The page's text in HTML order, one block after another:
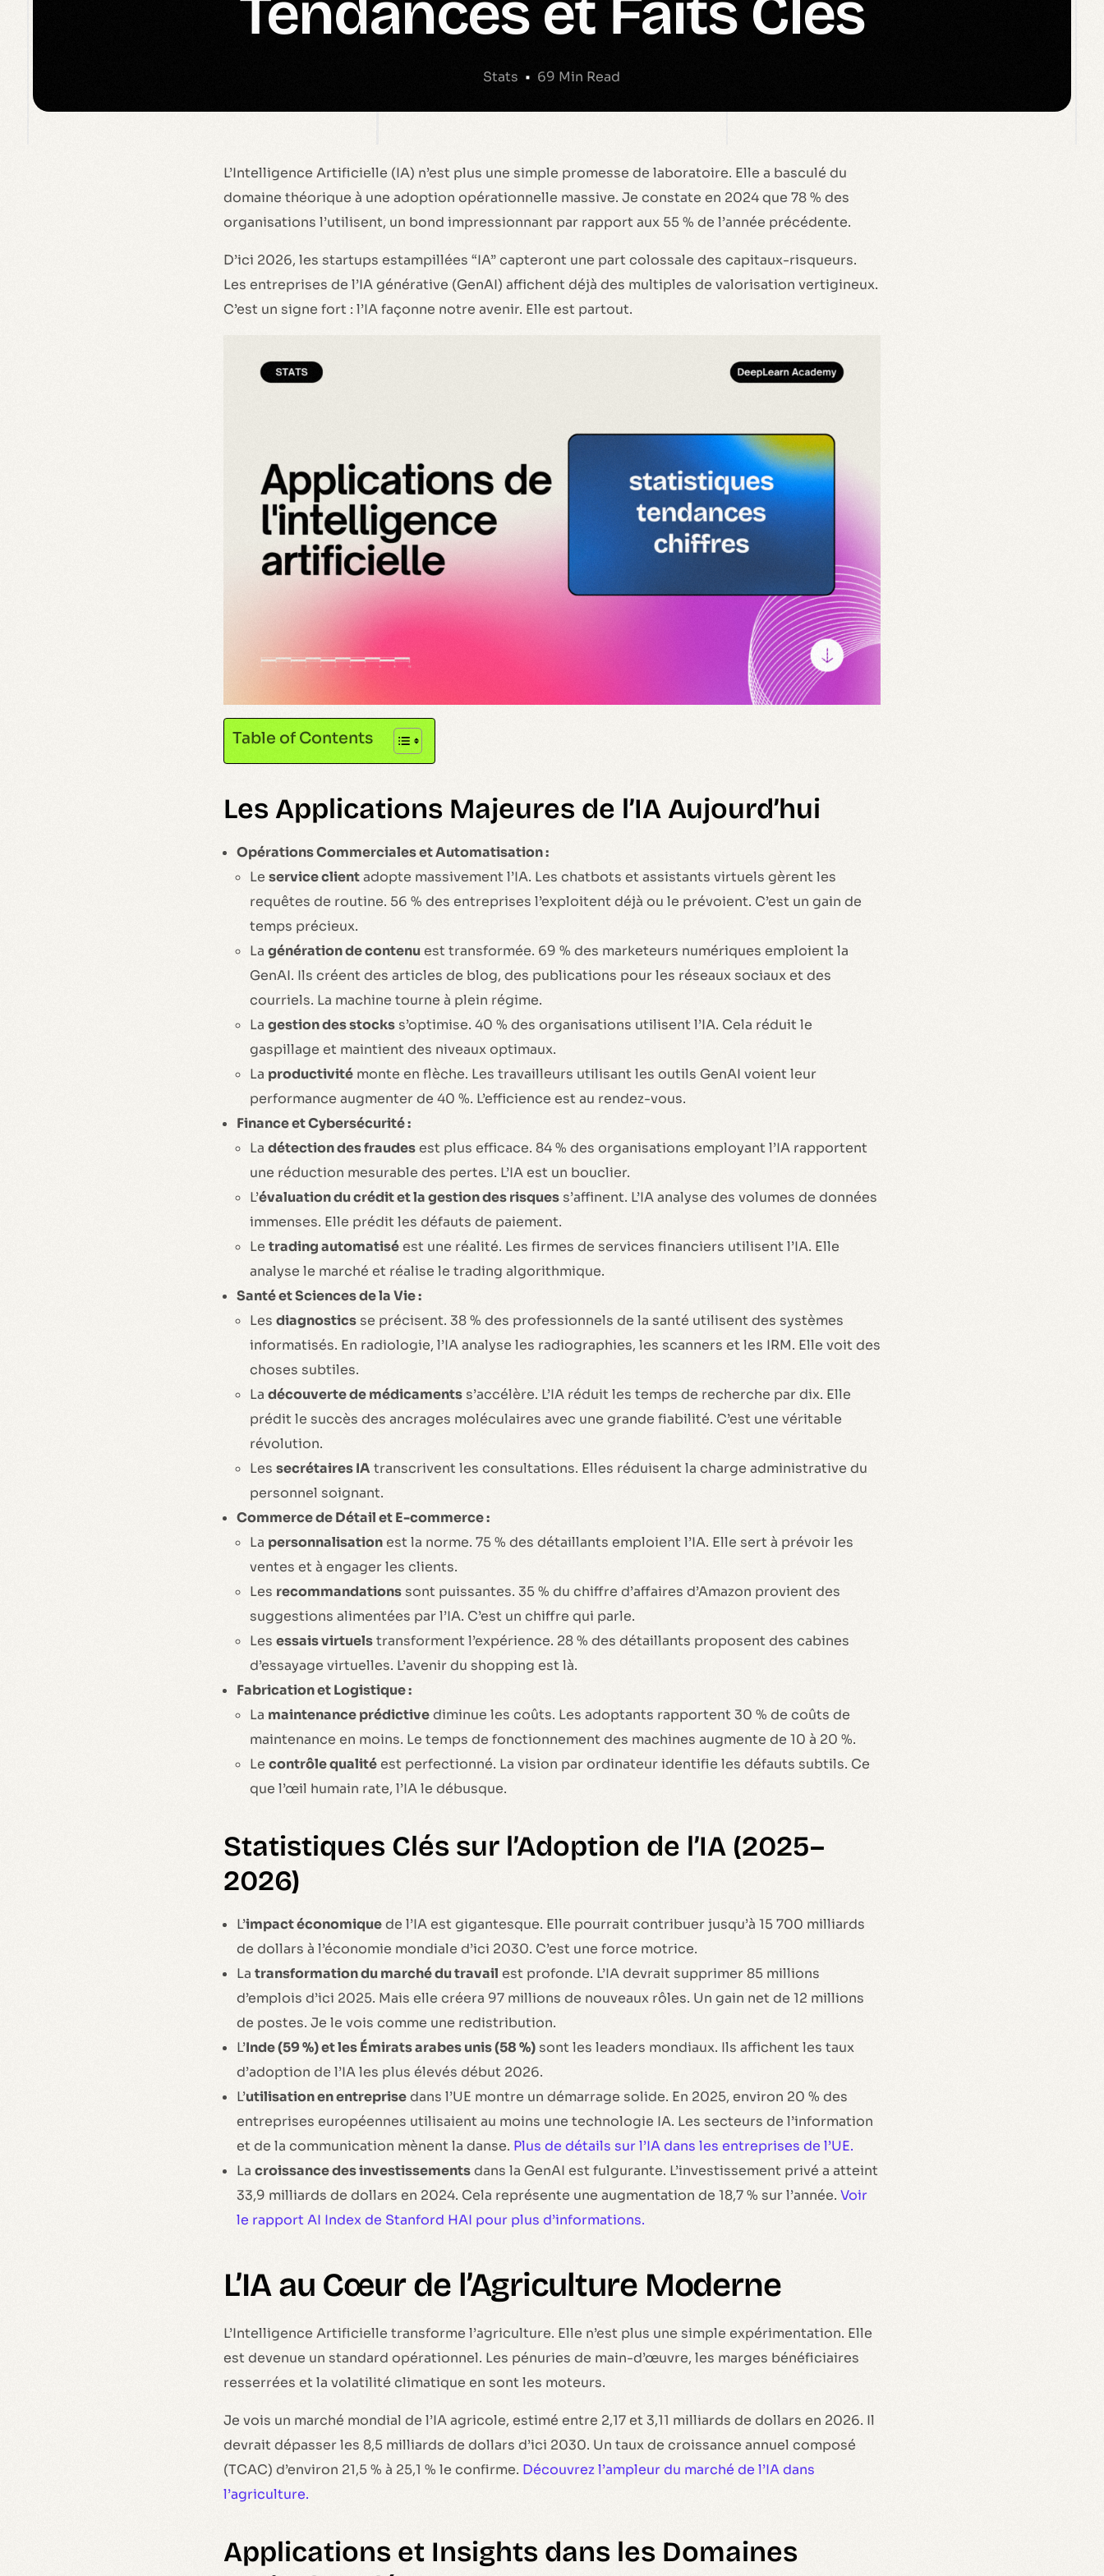
Stats 69 Min Read
L’Intelligence Artificielle (IA) n’est plus une simple promesse de laboratoire. Elle a basculé du
domaine théorique à une adoption opérationnelle massive. Je constate en 2024 que 78 % des
organisations l’utilisent, un bond impressionnant par rapport aux 55 % de l’année précédente.
D’ici 2026, les startups estampillées “IA” capteront une part colossale des capitaux-risqueurs.
Les entreprises de l’IA générative (GenAI) affichent déjà des multiples de valorisation vertigineux.
C’est un signe fort : l’IA façonne notre avenir. Elle est partout.
Table of Contents
Les Applications Majeures de l’IA Aujourd’hui
Opérations Commerciales et Automatisation :
Le service clientadopte massivement l’IA. Les chatbots et assistants virtuels gèrent les
requêtes de routine. 56 % des entreprises l’exploitent déjà ou le prévoient. C’est un gain de
temps précieux.
La génération de contenuest transformée. 69 % des marketeurs numériques emploient la
GenAI. Ils créent des articles de blog, des publications pour les réseaux sociaux et des
courriels. La machine tourne à plein régime.
La gestion des stockss’optimise. 40 % des organisations utilisent l’IA. Cela réduit le
gaspillage et maintient des niveaux optimaux.
La productivitémonte en flèche. Les travailleurs utilisant les outils GenAI voient leur
performance augmenter de 40 %. L’efficience est au rendez-vous.
Finance et Cybersécurité :
La détection des fraudesest plus efficace. 84 % des organisations employant l’IA rapportent
une réduction mesurable des pertes. L’IA est un bouclier.
L’évaluation du crédit et la gestion des risquess’affinent. L’IA analyse des volumes de données
immenses. Elle prédit les défauts de paiement.
Le trading automatiséest une réalité. Les firmes de services financiers utilisent l’IA. Elle
analyse le marché et réalise le trading algorithmique.
Santé et Sciences de la Vie :
Les diagnosticsse précisent. 38 % des professionnels de la santé utilisent des systèmes
informatisés. En radiologie, l’IA analyse les radiographies, les scanners et les IRM. Elle voit des
choses subtiles.
La découverte de médicamentss’accélère. L’IA réduit les temps de recherche par dix. Elle
prédit le succès des ancrages moléculaires avec une grande fiabilité. C’est une véritable
révolution.
Les secrétaires IAtranscrivent les consultations. Elles réduisent la charge administrative du
personnel soignant.
Commerce de Détail et E-commerce :
La personnalisationest la norme. 75 % des détaillants emploient l’IA. Elle sert à prévoir les
ventes et à engager les clients.
Les recommandationssont puissantes. 35 % du chiffre d’affaires d’Amazon provient des
suggestions alimentées par l’IA. C’est un chiffre qui parle.
Les essais virtuelstransforment l’expérience. 28 % des détaillants proposent des cabines
d’essayage virtuelles. L’avenir du shopping est là.
Fabrication et Logistique :
La maintenance prédictivediminue les coûts. Les adoptants rapportent 30 % de coûts de
maintenance en moins. Le temps de fonctionnement des machines augmente de 10 à 20 %.
Le contrôle qualitéest perfectionné. La vision par ordinateur identifie les défauts subtils. Ce
que l’œil humain rate, l’IA le débusque.
Statistiques Clés sur l’Adoption de l’IA (2025–
2026)
L’impact économiquede l’IA est gigantesque. Elle pourrait contribuer jusqu’à 15 700 milliards
de dollars à l’économie mondiale d’ici 2030. C’est une force motrice.
La transformation du marché du travail est profonde. L’IA devrait supprimer 85 millions
d’emplois d’ici 2025. Mais elle créera 97 millions de nouveaux rôles. Un gain net de 12 millions
de postes. Je le vois comme une redistribution.
L’Inde (59 %) et les Émirats arabes unis (58 %)sont les leaders mondiaux. Ils affichent les taux
d’adoption de l’IA les plus élevés début 2026.
L’utilisation en entreprisedans l’UE montre un démarrage solide. En 2025, environ 20 % des
entreprises européennes utilisaient au moins une technologie IA. Les secteurs de l’information
et de la communication mènent la danse. Plus de détails sur l’IA dans les entreprises de l’UE.
La croissance des investissementsdans la GenAI est fulgurante. L’investissement privé a atteint
33,9 milliards de dollars en 2024. Cela représente une augmentation de 18,7 % sur l’année. Voir
le rapport AI Index de Stanford HAI pour plus d’informations.
L’IA au Cœur de l’Agriculture Moderne
L’Intelligence Artificielle transforme l’agriculture. Elle n’est plus une simple expérimentation. Elle
est devenue un standard opérationnel. Les pénuries de main-d’œuvre, les marges bénéficiaires
resserrées et la volatilité climatique en sont les moteurs.
Je vois un marché mondial de l’IA agricole, estimé entre 2,17 et 3,11 milliards de dollars en 2026. Il
devrait dépasser les 8,5 milliards de dollars d’ici 2030. Un taux de croissance annuel composé
(TCAC) d’environ 21,5 % à 25,1 % le confirme. Découvrez l’ampleur du marché de l’IA dans
l’agriculture.
Applications et Insights dans les Domaines